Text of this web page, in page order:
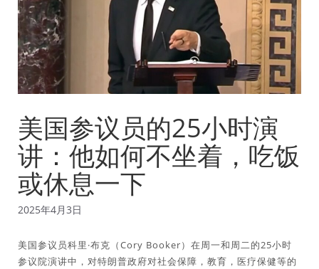
美国参议员的25小时演
讲：他如何不坐着，吃饭
或休息一下
2025年4月3日
美国参议员科里·布克（Cory Booker）在周一和周二的25小时
参议院演讲中，对特朗普政府对社会保障，教育，医疗保健等的